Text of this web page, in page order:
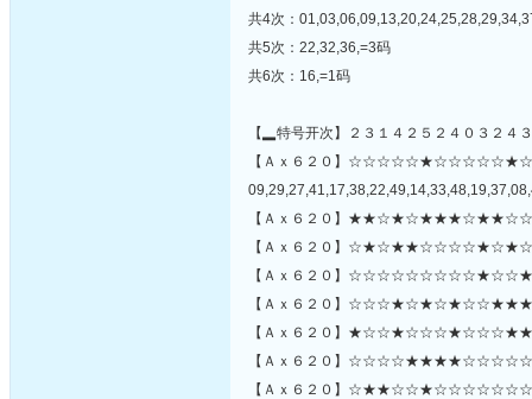
共4次：
共5次：22,32,36,=3码
共6次：16,=1码
【▂特号开次】２３１４２５２４０３２４
【Ａｘ６２０】
【Ａｘ６２０】
【Ａｘ６２０】
【Ａｘ６２０】
【Ａｘ６２０】
【Ａｘ６２０】
【Ａｘ６２０】
【Ａｘ６２０】